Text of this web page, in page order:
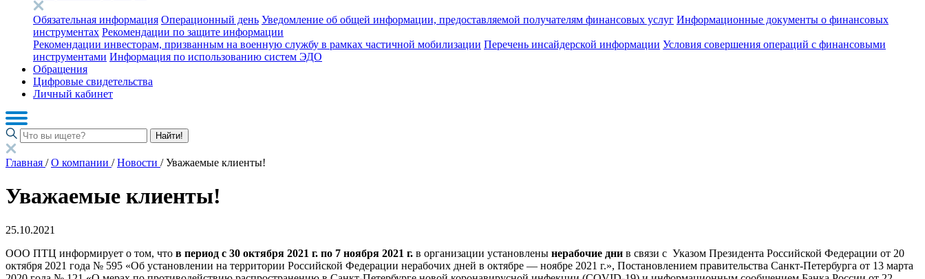
Обязательная информация Операционный день Уведомление об общей информации, предоставляемой получателям финансовых услуг Информационные документы о финансовых
инструментах Рекомендации по защите информации
Рекомендации инвесторам, призванным на военную службу в рамках частичной мобилизации Перечень инсайдерской информации Условия совершения операций с финансовыми
инструментами Информация по использованию систем ЭДО
Обращения
Цифровые свидетельства
Личный кабинет
Найти!
Главная /О компании /Новости /Уважаемые клиенты!
Уважаемые клиенты!
25.10.2021
ООО ПТЦ информирует о том, что в период с 30 октября 2021 г. по 7 ноября 2021 г. в организации установлены нерабочие дни в связи с Указом Президента Российской Федерации от 20
октября 2021 года № 595 «Об установлении на территории Российской Федерации нерабочих дней в октябре — ноябре 2021 г.», Постановлением правительства Санкт-Петербурга от 13 марта